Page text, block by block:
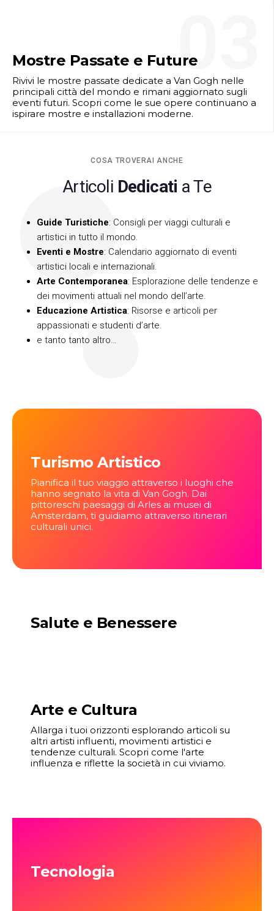
03
Mostre Passate e Future
Rivivi le mostre passate dedicate a Van Gogh nelle
principali città del mondo e rimani aggiornato sugli
eventi futuri. Scopri come le sue opere continuano a
ispirare mostre e installazioni moderne.
COSA TROVERAI ANCHE
Articoli Dedicati a Te
Guide Turistiche: Consigli per viaggi culturali e
artistici in tutto il mondo.
Eventi e Mostre: Calendario aggiornato di eventi
artistici locali e internazionali.
Arte Contemporanea: Esplorazione delle tendenze e
dei movimenti attuali nel mondo dell’arte.
Educazione Artistica: Risorse e articoli per
appassionati e studenti d’arte.
e tanto tanto altro…
Turismo Artistico
Pianifica il tuo viaggio attraverso i luoghi che
hanno segnato la vita di Van Gogh. Dai
pittoreschi paesaggi di Arles ai musei di
Amsterdam, ti guidiamo attraverso itinerari
culturali unici.
Salute e Benessere
Arte e Cultura
Allarga i tuoi orizzonti esplorando articoli su
altri artisti influenti, movimenti artistici e
tendenze culturali. Scopri come l'arte
influenza e riflette la società in cui viviamo.
Tecnologia